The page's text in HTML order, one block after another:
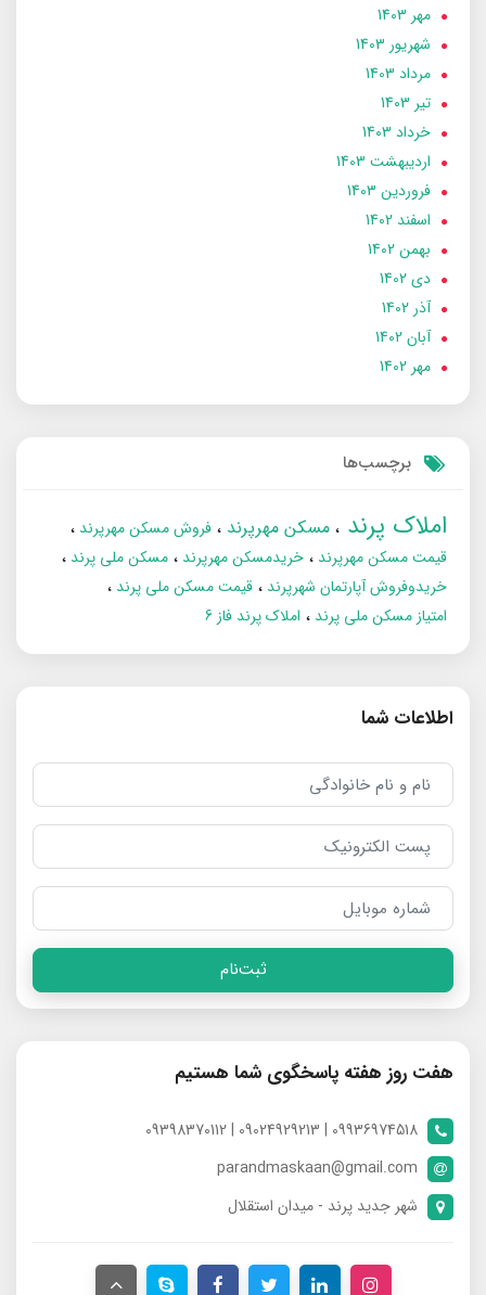
مهر 1403
شهریور 1403
مرداد 1403
تير 1403
خرداد 1403
ارديبهشت 1403
فروردین 1403
اسفند 1402
بهمن 1402
دی 1402
آذر 1402
آبان 1402
مهر 1402
برچسب‌ها
املاک پرند مسکن مهرپرند
فروش مسکن مهرپرند
قیمت مسکن مهرپرند
خریدمسکن مهرپرند
مسکن ملی پرند
خریدوفروش آپارتمان شهرپرند
قیمت مسکن ملی پرند
امتیاز مسکن ملی پرند
املاک پرند فاز 6
اطلاعات شما
ثبت‌نام
هفت روز هفته پاسخگوی شما هستیم
09936974518 | 09024929213 | 09398370112
parandmaskaan@gmail.com
شهر جدید پرند - میدان استقلال